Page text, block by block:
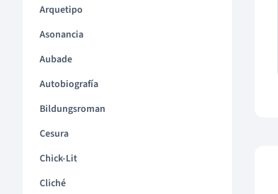
Arquetipo
Asonancia
Aubade
Autobiografía
Bildungsroman
Cesura
Chick-Lit
Cliché